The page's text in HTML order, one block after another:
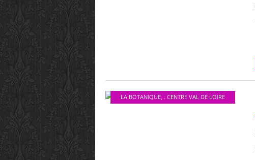
LA BOTANIQUE, . CENTRE VAL DE LOIRE